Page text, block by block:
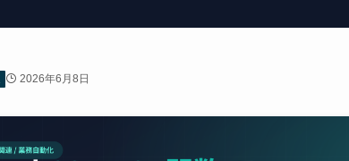
2026年6月8日